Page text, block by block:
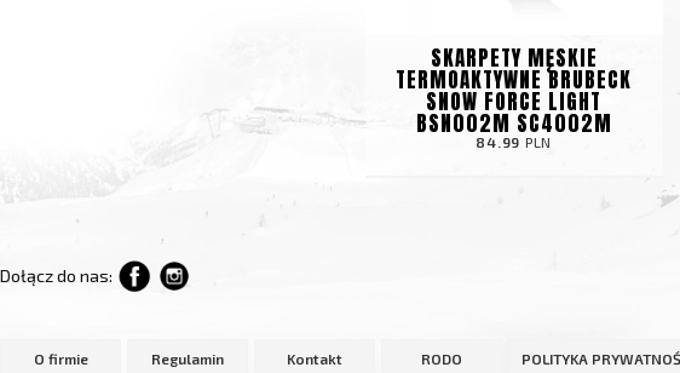
SKARPETY MĘSKIE
TERMOAKTYWNE BRUBECK
SNOW FORCE LIGHT
BSN002M SC4002M
84.99 PLN
Dołącz do nas:
O firmie Regulamin Kontakt RODO POLITYKA